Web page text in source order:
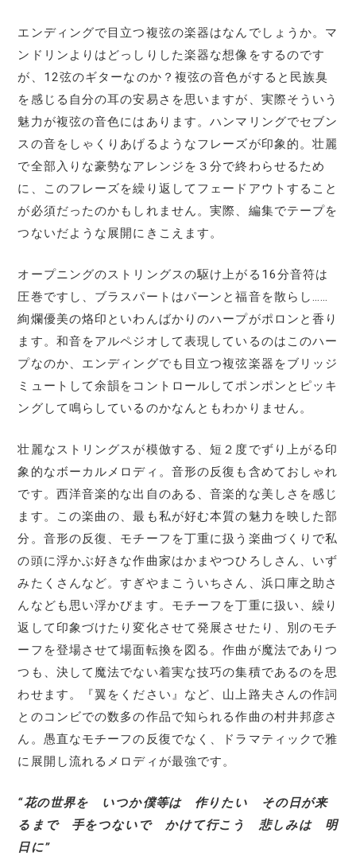
エンディングで目立つ複弦の楽器はなんでしょうか。マ
ンドリンよりはどっしりした楽器な想像をするのです
が、12弦のギターなのか？複弦の音色がすると民族臭
を感じる自分の耳の安易さを思いますが、実際そういう
魅力が複弦の音色にはあります。ハンマリングでセブン
スの音をしゃくりあげるようなフレーズが印象的。壮麗
で全部入りな豪勢なアレンジを３分で終わらせるため
に、このフレーズを繰り返してフェードアウトすること
が必須だったのかもしれません。実際、編集でテープを
つないだような展開にきこえます。
オープニングのストリングスの駆け上がる16分音符は
圧巻ですし、ブラスパートはパーンと福音を散らし……
絢爛優美の烙印といわんばかりのハープがポロンと香り
ます。和音をアルペジオして表現しているのはこのハー
プなのか、エンディングでも目立つ複弦楽器をブリッジ
ミュートして余韻をコントロールしてポンポンとピッキ
ングして鳴らしているのかなんともわかりません。
壮麗なストリングスが模倣する、短２度でずり上がる印
象的なボーカルメロディ。音形の反復も含めておしゃれ
です。西洋音楽的な出自のある、音楽的な美しさを感じ
ます。この楽曲の、最も私が好む本質の魅力を映した部
分。音形の反復、モチーフを丁重に扱う楽曲づくりで私
の頭に浮かぶ好きな作曲家はかまやつひろしさん、いず
みたくさんなど。すぎやまこういちさん、浜口庫之助さ
んなども思い浮かびます。モチーフを丁重に扱い、繰り
返して印象づけたり変化させて発展させたり、別のモチ
ーフを登場させて場面転換を図る。作曲が魔法でありつ
つも、決して魔法でない着実な技巧の集積であるのを思
わせます。『翼をください』など、山上路夫さんの作詞
とのコンビでの数多の作品で知られる作曲の村井邦彦さ
ん。愚直なモチーフの反復でなく、ドラマティックで雅
に展開し流れるメロディが最強です。
“花の世界を いつか僕等は 作りたい その日が来
るまで 手をつないで かけて行こう 悲しみは 明
日に”